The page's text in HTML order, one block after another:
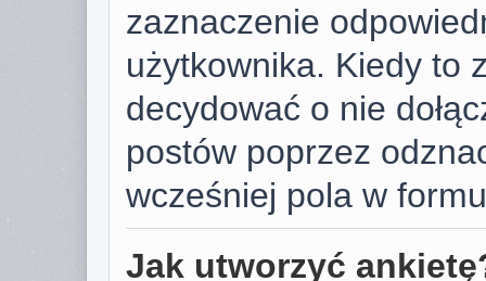
zaznaczenie
użytkownika. Kiedy to
decydować o nie
postów poprzez
wcześniej pola w
Jak utworzyć